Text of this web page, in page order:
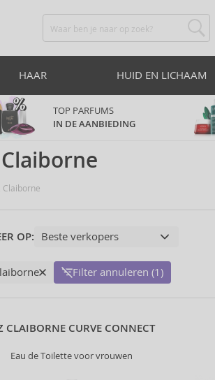
HAAR HUID EN LICHAAM
TOP PARFUMS
IN DE AANBIEDING
Claiborne
OP:
Filter annuleren (1)
CLAIBORNE CURVE CONNECT
Eau de Toilette voor vrouwen